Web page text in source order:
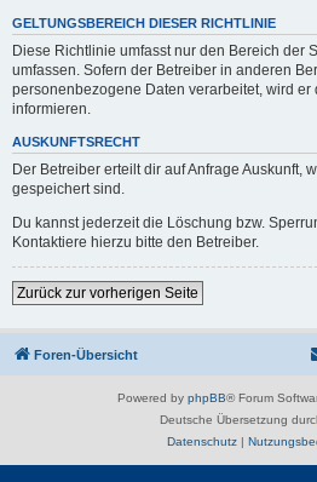
GELTUNGSBEREICH DIESER RICHTLINIE
Diese Richtlinie umfasst nur den Bereich der
umfassen. Sofern der Betreiber in anderen
personenbezogene Daten verarbeitet, wird
informieren.
AUSKUNFTSRECHT
Der Betreiber erteilt dir auf Anfrage Auskunft,
gespeichert sind.
Du kannst jederzeit die Löschung bzw.
Kontaktiere hierzu bitte den Betreiber.
Zurück zur vorherigen Seite
Foren-Übersicht
Powered by phpBB® Forum
Deutsche Übersetzung
Datenschutz|